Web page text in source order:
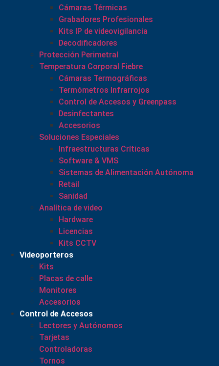
Cámaras Térmicas
Grabadores Profesionales
Kits IP de videovigilancia
Decodificadores
Protección Perimetral
Temperatura Corporal Fiebre
Cámaras Termográficas
Termómetros Infrarrojos
Control de Accesos y Greenpass
Desinfectantes
Accesorios
Soluciones Especiales
Infraestructuras Críticas
Software & VMS
Sistemas de Alimentación Autónoma
Retail
Sanidad
Analítica de video
Hardware
Licencias
Kits CCTV
Videoporteros
Kits
Placas de calle
Monitores
Accesorios
Control de Accesos
Lectores y Autónomos
Tarjetas
Controladoras
Tornos